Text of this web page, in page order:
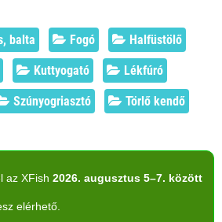
balta Fogó Halfüstölő
Kuttyogató Lékfúró
Szúnyogriasztó Törlő kendő
az XFish 2026. augusztus 5–7. között
elérhető.